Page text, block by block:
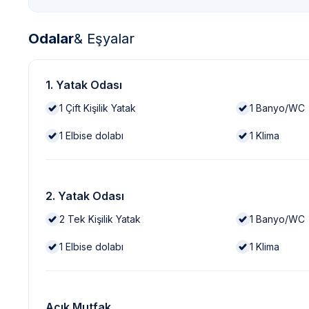
Odalar& Eşyalar
1. Yatak Odası
1 Çift Kişilik Yatak 1 Banyo/WC
1 Elbise dolabı 1 Klima
2. Yatak Odası
2 Tek Kişilik Yatak 1 Banyo/WC
1 Elbise dolabı 1 Klima